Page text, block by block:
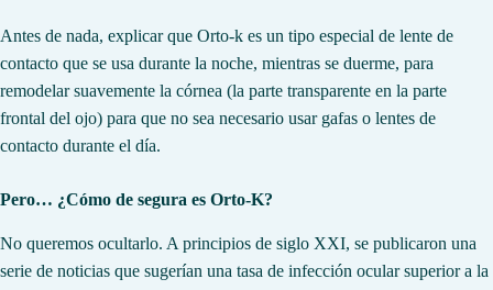
Antes de nada, explicar que Orto-k es un tipo especial de lente de
contacto que se usa durante la noche, mientras se duerme, para
remodelar suavemente la córnea (la parte transparente en la parte
frontal del ojo) para que no sea necesario usar gafas o lentes de
contacto durante el día.
Pero… ¿Cómo de segura es Orto-K?
No queremos ocultarlo. A principios de siglo XXI, se publicaron una
serie de noticias que sugerían una tasa de infección ocular superior a la